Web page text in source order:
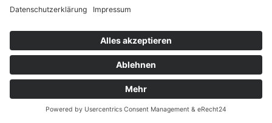
Ausbildung
Impressum |